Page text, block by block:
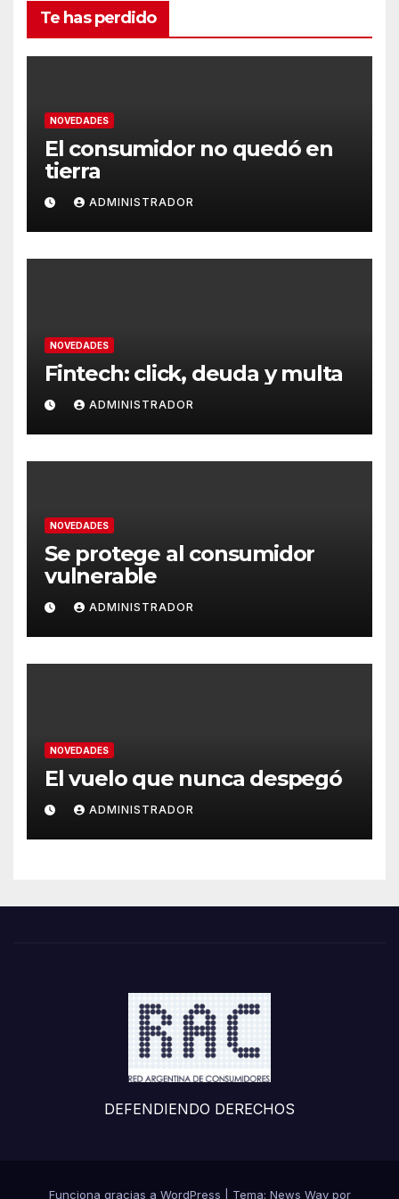
Te has perdido
NOVEDADES
El consumidor no quedó en
tierra
ADMINISTRADOR
NOVEDADES
Fintech: click, deuda y multa
ADMINISTRADOR
NOVEDADES
Se protege al consumidor
vulnerable
ADMINISTRADOR
NOVEDADES
El vuelo que nunca despegó
ADMINISTRADOR
DEFENDIENDO DERECHOS
Funciona gracias a WordPress Tema: News Way por